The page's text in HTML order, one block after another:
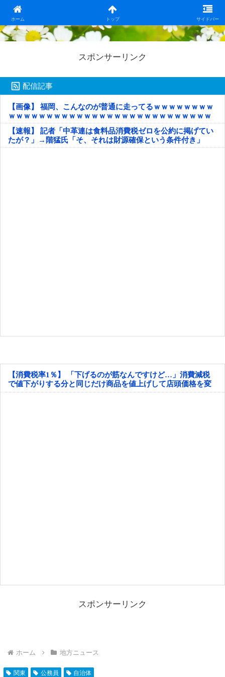
ホーム トップ サイドバー
日本第一！ニュース録
スポンサーリンク
配信記事
【画像】 福岡、こんなのが普通に走ってるｗｗｗｗｗｗｗｗ
ｗｗｗｗｗｗｗｗｗｗｗｗｗｗｗｗｗｗｗｗｗｗｗｗｗｗｗ
ｗｗｗｗｗ
【速報】 記者「中革連は食料品消費税ゼロを公約に掲げてい
たが？」→階猛氏「そ、それは財源確保という条件付き」
【消費税率1％】 「下げるのが筋なんですけど…」消費減税
で値下がりする分と同じだけ商品を値上げして店頭価格を変
えない店も
スポンサーリンク
ホーム 地方ニュース
関東 公務員 自治体